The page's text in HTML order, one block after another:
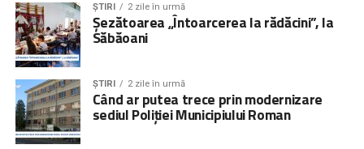
ȘTIRI 2 zile în urmă
Șezătoarea „Întoarcerea la rădăcini”, la
Săbăoani
ȘTIRI 2 zile în urmă
Când ar putea trece prin modernizare
sediul Poliției Municipiului Roman